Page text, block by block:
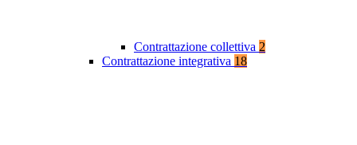
Contrattazione collettiva 2
Contrattazione integrativa 18